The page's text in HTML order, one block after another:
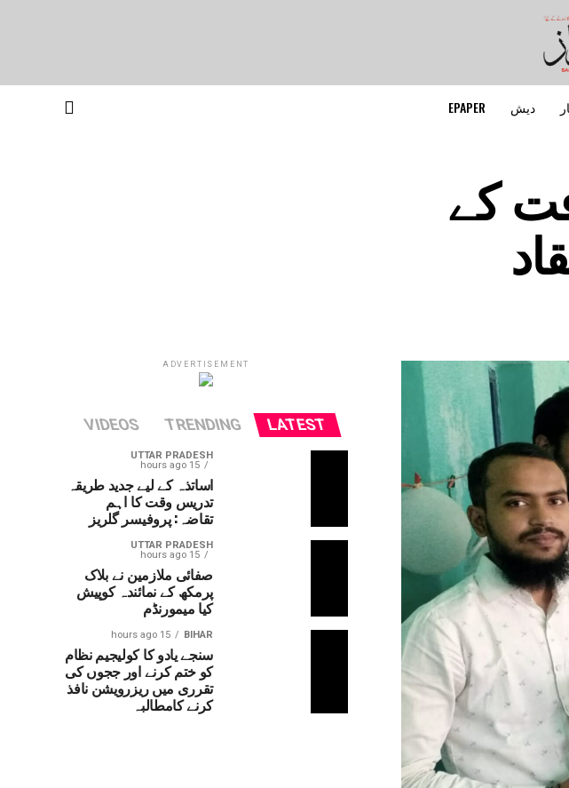
دیش EPAPER
کے
ADVERTISEMENT
LATEST
TRENDING
VIDEOS
UTTAR PRADESH
15 hours ago
اساتذہ کے لیے جدید طریقہ
تدریس وقت کا اہم
تقاضہ: پروفیسر گلریز
UTTAR PRADESH
15 hours ago
صفائی ملازمین نے بلاک
پرمکھ کے نمائندہ کوپیش
کیا میمورنڈم
BIHAR
15 hours ago
سنجے یادو کا کولیجیم نظام
کو ختم کرنے اور ججوں کی
تقرری میں ریزرویشن نافذ
کرنے کامطالبہ